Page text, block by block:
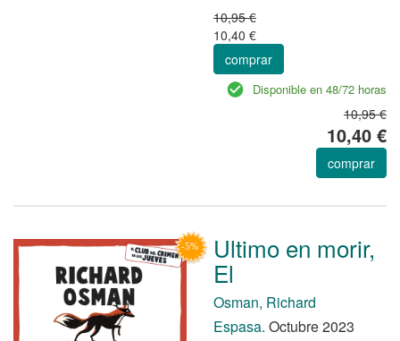
10,95 €
10,40 €
comprar
Disponible en 48/72 horas
10,95 €
10,40 €
comprar
Ultimo en morir,
El
Osman, Richard
Espasa. Octubre 2023